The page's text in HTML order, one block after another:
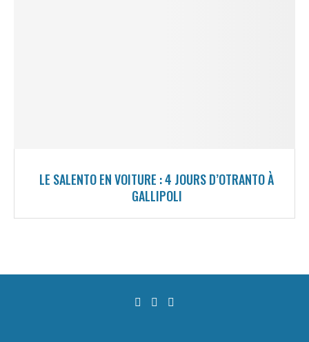
LE SALENTO EN VOITURE : 4 JOURS D’OTRANTO À
GALLIPOLI